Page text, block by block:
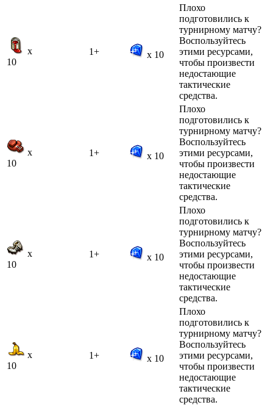
x
10
1+ x 10
Плохо
подготовились к
турнирному матчу?
Воспользуйтесь
этими ресурсами,
чтобы произвести
недостающие
тактические
средства.
x
10
1+ x 10
Плохо
подготовились к
турнирному матчу?
Воспользуйтесь
этими ресурсами,
чтобы произвести
недостающие
тактические
средства.
x
10
1+ x 10
Плохо
подготовились к
турнирному матчу?
Воспользуйтесь
этими ресурсами,
чтобы произвести
недостающие
тактические
средства.
x
10
1+ x 10
Плохо
подготовились к
турнирному матчу?
Воспользуйтесь
этими ресурсами,
чтобы произвести
недостающие
тактические
средства.